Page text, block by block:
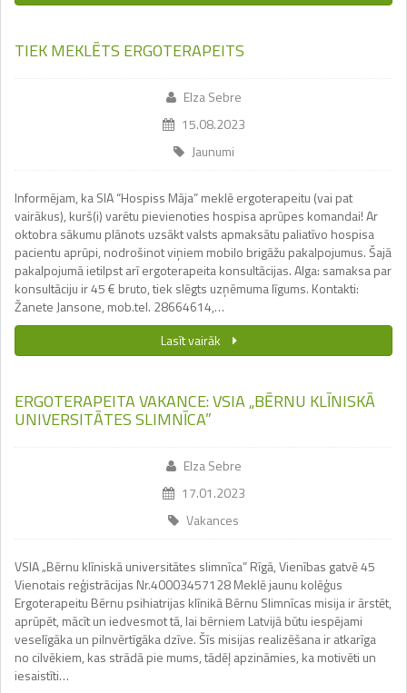
TIEK MEKLĒTS ERGOTERAPEITS
Elza Sebre
15.08.2023
Jaunumi
Informējam, ka SIA “Hospiss Māja” meklē ergoterapeitu (vai pat
vairākus), kurš(i) varētu pievienoties hospisa aprūpes komandai! Ar
oktobra sākumu plānots uzsākt valsts apmaksātu paliatīvo hospisa
pacientu aprūpi, nodrošinot viņiem mobilo brigāžu pakalpojumus. Šajā
pakalpojumā ietilpst arī ergoterapeita konsultācijas. Alga: samaksa par
konsultāciju ir 45 € bruto, tiek slēgts uzņēmuma līgums. Kontakti:
Žanete Jansone, mob.tel. 28664614,…
Lasīt vairāk
ERGOTERAPEITA VAKANCE: VSIA „BĒRNU KLĪNISKĀ
UNIVERSITĀTES SLIMNĪCA”
Elza Sebre
17.01.2023
Vakances
VSIA „Bērnu klīniskā universitātes slimnīca” Rīgā, Vienības gatvē 45
Vienotais reģistrācijas Nr.40003457128 Meklē jaunu kolēģus
Ergoterapeitu Bērnu psihiatrijas klīnikā Bērnu Slimnīcas misija ir ārstēt,
aprūpēt, mācīt un iedvesmot tā, lai bērniem Latvijā būtu iespējami
veselīgāka un pilnvērtīgāka dzīve. Šīs misijas realizēšana ir atkarīga
no cilvēkiem, kas strādā pie mums, tādēļ apzināmies, ka motivēti un
iesaistīti…